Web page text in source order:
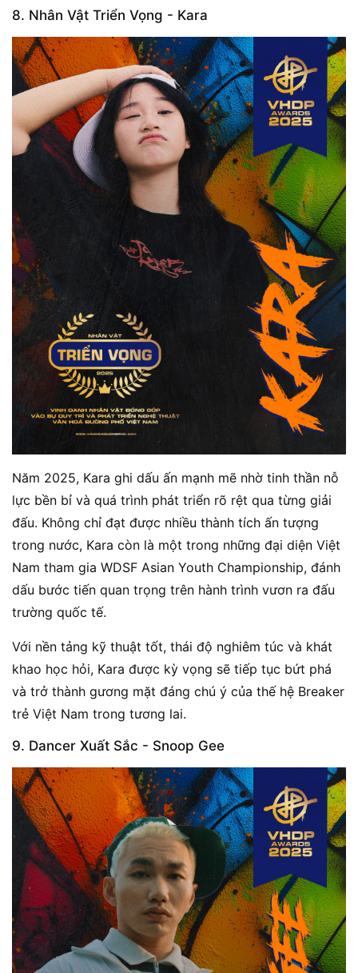
8. Nhân Vật Triển Vọng - Kara
Năm 2025, Kara ghi dấu ấn mạnh mẽ nhờ tinh thần nỗ
lực bền bỉ và quá trình phát triển rõ rệt qua từng giải
đấu. Không chỉ đạt được nhiều thành tích ấn tượng
trong nước, Kara còn là một trong những đại diện Việt
Nam tham gia WDSF Asian Youth Championship, đánh
dấu bước tiến quan trọng trên hành trình vươn ra đấu
trường quốc tế.
Với nền tảng kỹ thuật tốt, thái độ nghiêm túc và khát
khao học hỏi, Kara được kỳ vọng sẽ tiếp tục bứt phá
và trở thành gương mặt đáng chú ý của thế hệ Breaker
trẻ Việt Nam trong tương lai.
9. Dancer Xuất Sắc - Snoop Gee